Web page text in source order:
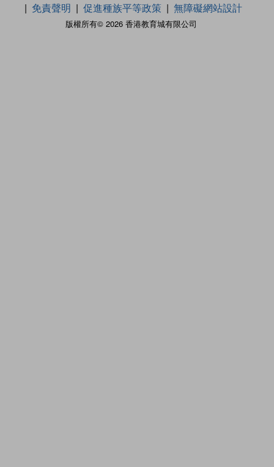
版權所有© 2026 香港教育城有限公司
免責聲明
促進種族平等政策 無障礙網站設計